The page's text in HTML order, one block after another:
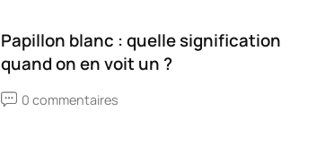
Papillon blanc : quelle signification
quand on en voit un ?
0 commentaires